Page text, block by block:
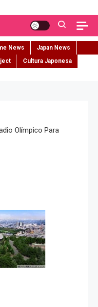
News
Japan News
Cultura Japonesa
Olímpico Para